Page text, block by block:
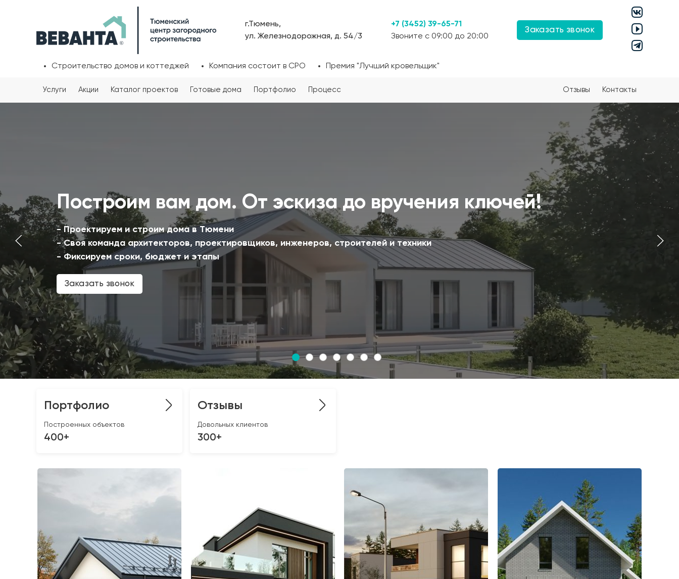
г.Тюмень,
ул. Железнодорожная, д. 54/3
+7 (3452) 39-65-71
Звоните с 09:00 до 20:00
Заказать звонок
Строительство домов и коттеджей Компания состоит в СРО Премия "Лучший кровельщик"
Услуги Акции Каталог проектов Готовые дома Портфолио Процесс Отзывы Контакты
Построим вам дом. От эскиза до вручения ключей!
- Проектируем и строим дома в Тюмени
- Своя команда архитекторов, проектировщиков, инженеров, строителей и техники
- Фиксируем сроки, бюджет и этапы
Заказать звонок
Портфолио
Построенных объектов
400+
Отзывы
Довольных клиентов
300+